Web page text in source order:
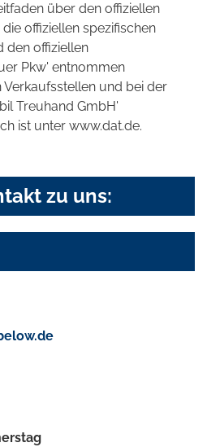
über den offiziellen
offiziellen spezifischen
den offiziellen
Pkw' entnommen
und bei der
Treuhand GmbH'
ist unter www.dat.de.
zu uns: